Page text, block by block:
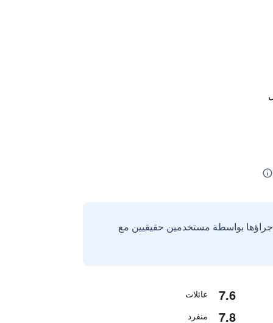
بواسطة مستخدمين حقيقيين مع
7.6 عائلات
7.8 منفرد